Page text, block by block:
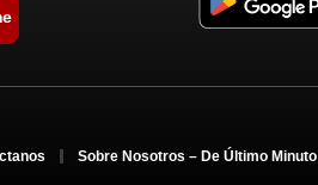
Sobre Nosotros – De Último Minuto